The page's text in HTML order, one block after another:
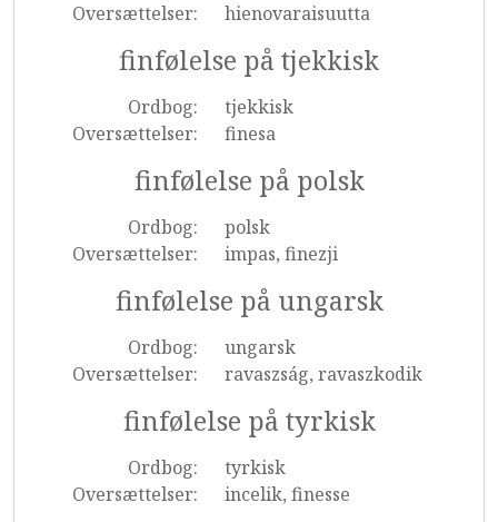
Oversættelser:
hienovaraisuutta
finfølelse på tjekkisk
Ordbog:
tjekkisk
Oversættelser:
finesa
finfølelse på polsk
Ordbog:
polsk
Oversættelser:
impas, finezji
finfølelse på ungarsk
Ordbog:
ungarsk
Oversættelser:
ravaszság, ravaszkodik
finfølelse på tyrkisk
Ordbog:
tyrkisk
Oversættelser:
incelik, finesse